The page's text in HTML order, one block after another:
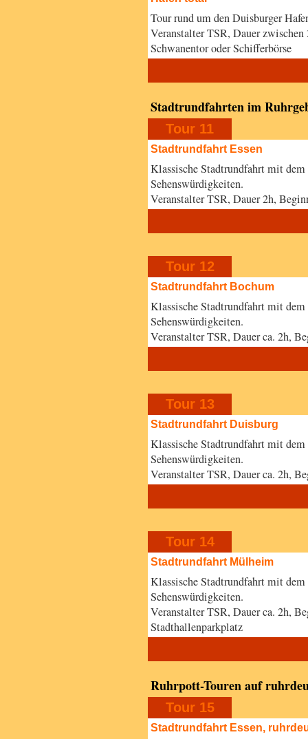
Tour rund um den Duisburger
Veranstalter TSR, Dauer
Schwanentor oder Schifferbörse
Stadtrundfahrten im
Tour 11
Stadtrundfahrt Essen
Klassische Stadtrundfahrt mit
Sehenswürdigkeiten.
Veranstalter TSR, Dauer 2h,
Tour 12
Stadtrundfahrt Bochum
Klassische Stadtrundfahrt mit
Sehenswürdigkeiten.
Veranstalter TSR, Dauer ca. 2h,
Tour 13
Stadtrundfahrt Duisburg
Klassische Stadtrundfahrt mit
Sehenswürdigkeiten.
Veranstalter TSR, Dauer ca. 2h,
Tour 14
Stadtrundfahrt Mülheim
Klassische Stadtrundfahrt mit
Sehenswürdigkeiten.
Veranstalter TSR, Dauer ca. 2h,
Stadthallenparkplatz
Ruhrpott-Touren auf
Tour 15
Stadtrundfahrt Essen,